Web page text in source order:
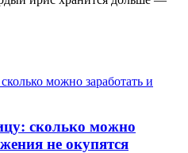
сколько можно
не окупятся